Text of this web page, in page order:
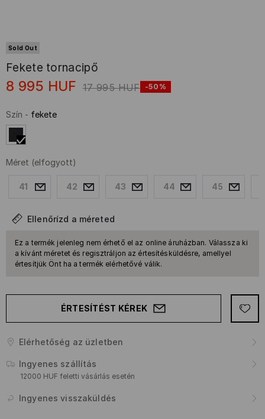
Sold Out
Fekete tornacipő
8 995 HUF 17 995 HUF -50%
Szín - fekete
Méret (elfogyott)
41 42 43 44 45
Ellenőrízd a méreted
Ez a termék jelenleg nem érhető el az online áruházban. Válassza ki
a kívánt méretet és regisztráljon az értesítésküldésre, amellyel
értesítjük Önt ha a termék elérhetővé válik.
ÉRTESÍTÉST KÉREK
Elérhetőség az üzletben
Ingyenes szállítás
12000 HUF feletti vásárlás esetén
Ingyenes visszaküldés